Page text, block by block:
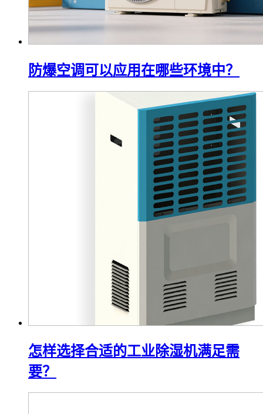
防爆空调可以应用在哪些环境中？
怎样选择合适的工业除湿机满足需
要？